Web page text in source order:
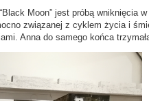
Moon” jest próbą
związanej z cyklem życia i
Anna do samego końca